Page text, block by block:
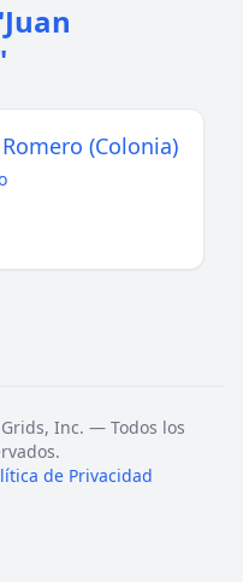
(Colonia)
Inc. — Todos los
de Privacidad